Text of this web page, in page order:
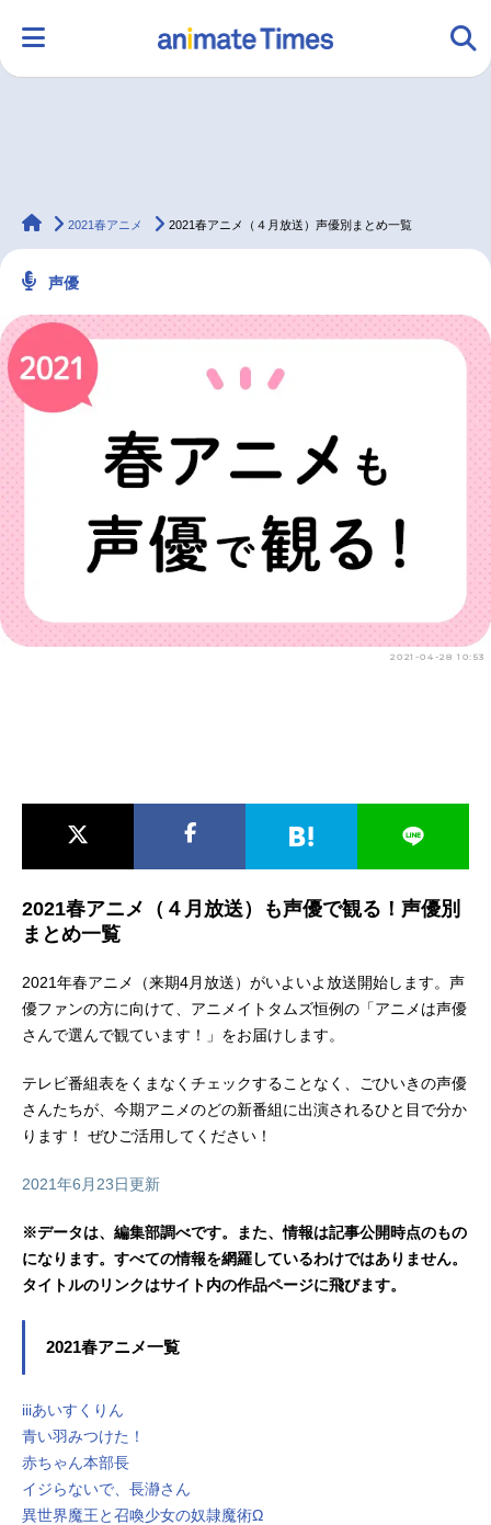
ラジオ みんなの声 グッズ
配信・Vtuber
最新記事一覧
アニメ記事一覧 声優記事一覧
アニメ映画一覧 実写化映画一覧
今期アニメ曜日別一覧
春アニメ 夏アニメ
animateTimes
2021春アニメ 2021春アニメ（４月放送）声優別まとめ一覧
声優
2021-04-28 10:53
2021春アニメ（４月放送）も声優で観る！声優別
まとめ一覧
2021年春アニメ（来期4月放送）がいよいよ放送開始します。声
優ファンの方に向けて、アニメイトタムズ恒例の「アニメは声優
さんで選んで観ています！」をお届けします。
テレビ番組表をくまなくチェックすることなく、ごひいきの声優
さんたちが、今期アニメのどの新番組に出演されるひと目で分か
ります！ ぜひご活用してください！
2021年6月23日更新
※データは、編集部調べです。また、情報は記事公開時点のもの
になります。すべての情報を網羅しているわけではありません。
タイトルのリンクはサイト内の作品ページに飛びます。
2021春アニメ一覧
iiiあいすくりん
青い羽みつけた！
赤ちゃん本部長
イジらないで、長瀞さん
異世界魔王と召喚少女の奴隷魔術Ω